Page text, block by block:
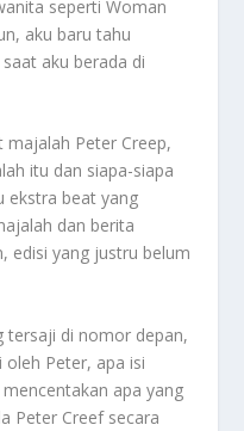
seperti Woman
aku baru tahu
aku berada di
majalah Peter Creep,
itu dan siapa-siapa
ekstra beat yang
dan berita
edisi yang justru belum
tersaji di nomor depan,
oleh Peter, apa isi
apa yang
Peter Creef secara